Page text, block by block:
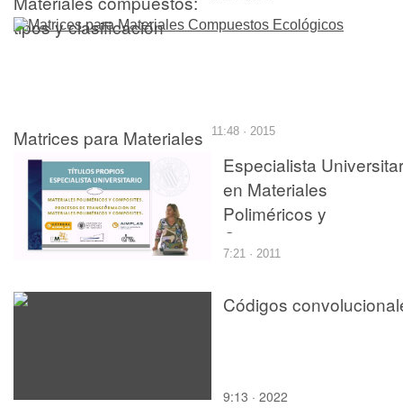
tipos y clasificación
Matrices para Materiales
Compuestos Ecológicos
11:48 · 2015
Especialista
en Materiales
Poliméricos y
Composites y sus
procesos de
7:21 · 2011
Códigos
9:13 · 2022